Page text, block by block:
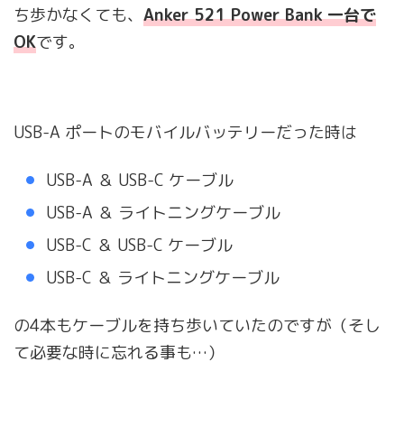
ち歩かなくても、 Anker 521 Power Bank 一台で
OKです。
USB-A ポートのモバイルバッテリーだった時は
USB-A ＆ USB-C ケーブル
USB-A ＆ ライトニングケーブル
USB-C ＆ USB-C ケーブル
USB-C ＆ ライトニングケーブル
の4本もケーブルを持ち歩いていたのですが（そし
て必要な時に忘れる事も…）